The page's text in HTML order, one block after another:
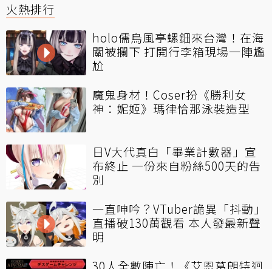
火熱排行
holo儒烏風亭螺鈿來台灣！在海
關被攔下 打開行李箱現場一陣尷
尬
魔鬼身材！Coser扮《勝利女
神：妮姬》瑪律恰那泳裝造型
日V大代真白「畢業計數器」宣
布終止 一份來自粉絲500天的告
別
一直呻吟？VTuber詭異「抖動」
直播破130萬觀看 本人發最新聲
明
30人全數陣亡！《艾恩葛朗特迴